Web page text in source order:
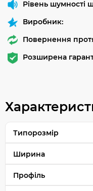
Рівень шумності
Виробник:
Повернення
Розширена
Типорозмір
Ширина
Профіль